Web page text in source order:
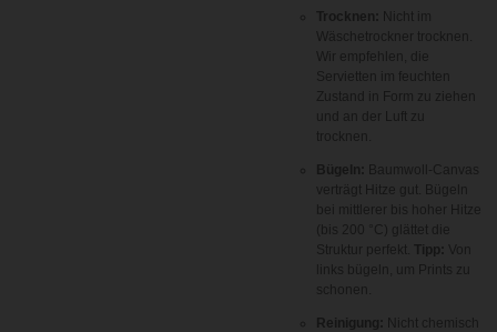
Trocknen:
Nicht im
Wäschetrockner trocknen.
Wir empfehlen, die
Servietten im feuchten
Zustand in Form zu ziehen
und an der Luft zu
trocknen.
Bügeln:
Baumwoll-Canvas
verträgt Hitze gut. Bügeln
bei mittlerer bis hoher Hitze
(bis 200 °C) glättet die
Struktur perfekt. Tipp:
Von
links bügeln, um Prints zu
schonen.
Reinigung:
Nicht chemisch